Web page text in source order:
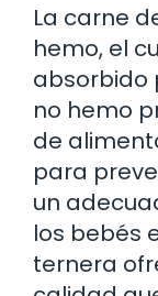
La carne
hemo, el
absorbido
no hemo
de
para
un
los bebés
ternera